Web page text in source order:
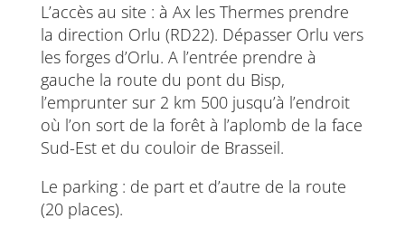
L’accès au site : à Ax les Thermes prendre
la direction Orlu (RD22). Dépasser Orlu vers
les forges d’Orlu. A l’entrée prendre à
gauche la route du pont du Bisp,
l’emprunter sur 2 km 500 jusqu’à l’endroit
où l’on sort de la forêt à l’aplomb de la face
Sud-Est et du couloir de Brasseil.
Le parking : de part et d’autre de la route
(20 places).